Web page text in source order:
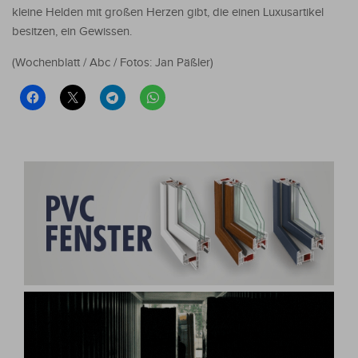
kleine Helden mit großen Herzen gibt, die einen Luxusartikel
besitzen, ein Gewissen.
(Wochenblatt / Abc / Fotos: Jan Päßler)